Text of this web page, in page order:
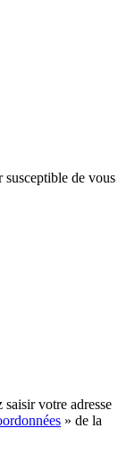
de vous
votre adresse
» de la